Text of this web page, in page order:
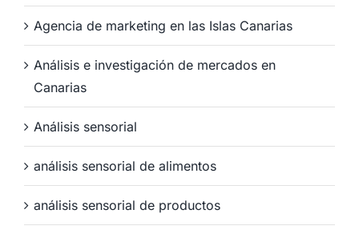
Agencia de marketing en las Islas Canarias
Análisis e investigación de mercados en
Canarias
Análisis sensorial
análisis sensorial de alimentos
análisis sensorial de productos